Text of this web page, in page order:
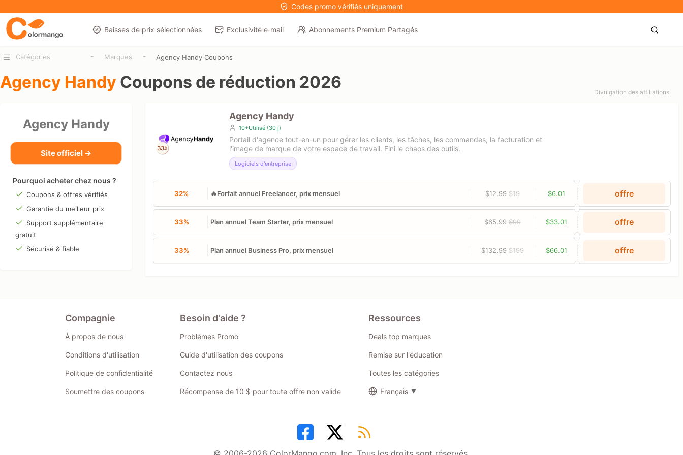
Codes promo vérifiés uniquement
Baisses de prix sélectionnées Exclusivité e‑mail Abonnements Premium Partagés
Catégories - Marques - Agency Handy Coupons
Agency Handy Coupons de réduction 2026
Divulgation des affiliations
Agency Handy
Site officiel →
Pourquoi acheter chez nous ?
Coupons & offres vérifiés
Garantie du meilleur prix
Support supplémentaire
gratuit
Sécurisé & fiable
Agency Handy
10+Utilisé (30 j)
Portail d'agence tout-en-un pour gérer les clients, les tâches, les commandes, la facturation et
l'image de marque de votre espace de travail. Fini le chaos des outils.
Logiciels d'entreprise
32% 🔥Forfait annuel Freelancer, prix mensuel $12.99 $19 $6.01 offre
33% Plan annuel Team Starter, prix mensuel $65.99 $99 $33.01 offre
33% Plan annuel Business Pro, prix mensuel $132.99 $199 $66.01 offre
Compagnie
À propos de nous
Conditions d'utilisation
Politique de confidentialité
Soumettre des coupons
Besoin d'aide ?
Problèmes Promo
Guide d'utilisation des coupons
Contactez nous
Récompense de 10 $ pour toute offre non valide
Ressources
Deals top marques
Remise sur l'éducation
Toutes les catégories
Français